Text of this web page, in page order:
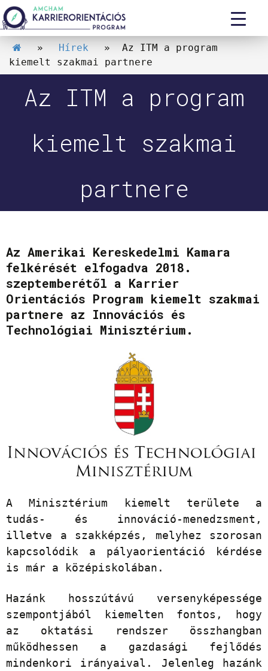
» Hírek
» Az ITM a program
kiemelt szakmai partnere
Az ITM a program
kiemelt szakmai
partnere
Az Amerikai Kereskedelmi Kamara
felkérését elfogadva 2018.
szeptemberétől a Karrier
Orientációs Program kiemelt szakmai
partnere az Innovációs és
Technológiai Minisztérium.
A Minisztérium kiemelt területe a
tudás- és innováció-menedzsment,
illetve a szakképzés, melyhez szorosan
kapcsolódik a pályaorientáció kérdése
is már a középiskolában.
Hazánk hosszútávú versenyképessége
szempontjából kiemelten fontos, hogy
az oktatási rendszer összhangban
működhessen a gazdasági fejlődés
mindenkori irányaival. Jelenleg hazánk